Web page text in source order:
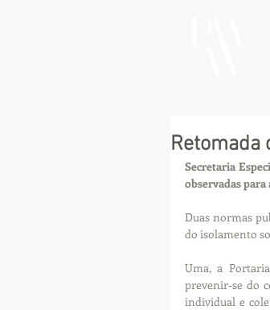
Retomada
Secretaria
observadas para
Duas normas
do isolamento
Uma, a
prevenir‑se do
individual e